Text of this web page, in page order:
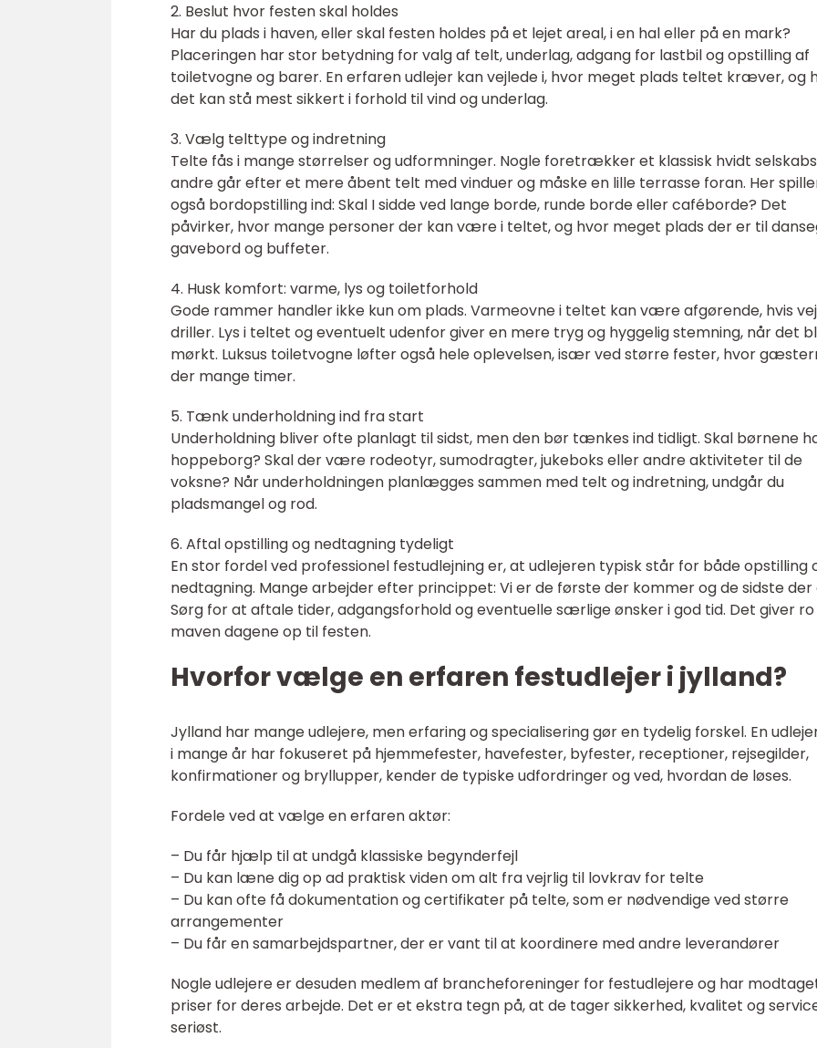
2. Beslut hvor festen skal holdes
Har du plads i haven, eller skal festen holdes på et lejet areal, i en hal eller på en mark?
Placeringen har stor betydning for valg af telt, underlag, adgang for lastbil og opstilling af
toiletvogne og barer. En erfaren udlejer kan vejlede i, hvor meget plads teltet kræver, og
det kan stå mest sikkert i forhold til vind og underlag.
3. Vælg telttype og indretning
Telte fås i mange størrelser og udformninger. Nogle foretrækker et klassisk hvidt
andre går efter et mere åbent telt med vinduer og måske en lille terrasse foran. Her
også bordopstilling ind: Skal I sidde ved lange borde, runde borde eller caféborde? Det
påvirker, hvor mange personer der kan være i teltet, og hvor meget plads der er til
gavebord og buffeter.
4. Husk komfort: varme, lys og toiletforhold
Gode rammer handler ikke kun om plads. Varmeovne i teltet kan være afgørende, hvis
driller. Lys i teltet og eventuelt udenfor giver en mere tryg og hyggelig stemning, når det
mørkt. Luksus toiletvogne løfter også hele oplevelsen, især ved større fester, hvor
der mange timer.
5. Tænk underholdning ind fra start
Underholdning bliver ofte planlagt til sidst, men den bør tænkes ind tidligt. Skal børnene
hoppeborg? Skal der være rodeotyr, sumodragter, jukeboks eller andre aktiviteter til de
voksne? Når underholdningen planlægges sammen med telt og indretning, undgår du
pladsmangel og rod.
6. Aftal opstilling og nedtagning tydeligt
En stor fordel ved professionel festudlejning er, at udlejeren typisk står for både opstilling
nedtagning. Mange arbejder efter princippet: Vi er de første der kommer og de sidste der
Sørg for at aftale tider, adgangsforhold og eventuelle særlige ønsker i god tid. Det giver ro
maven dagene op til festen.
Hvorfor vælge en erfaren festudlejer i jylland?
Jylland har mange udlejere, men erfaring og specialisering gør en tydelig forskel. En
i mange år har fokuseret på hjemmefester, havefester, byfester, receptioner, rejsegilder,
konfirmationer og bryllupper, kender de typiske udfordringer og ved, hvordan de løses.
Fordele ved at vælge en erfaren aktør:
– Du får hjælp til at undgå klassiske begynderfejl
– Du kan læne dig op ad praktisk viden om alt fra vejrlig til lovkrav for telte
– Du kan ofte få dokumentation og certifikater på telte, som er nødvendige ved større
arrangementer
– Du får en samarbejdspartner, der er vant til at koordinere med andre leverandører
Nogle udlejere er desuden medlem af brancheforeninger for festudlejere og har
priser for deres arbejde. Det er et ekstra tegn på, at de tager sikkerhed, kvalitet og
seriøst.